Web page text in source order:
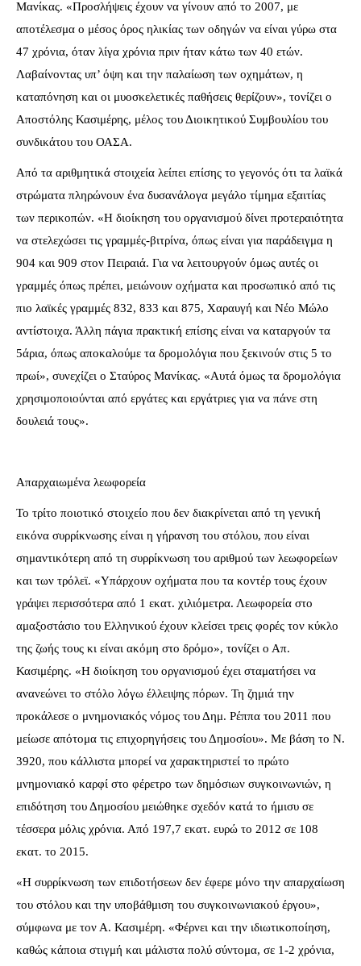
Μανίκας. «Προσλήψεις έχουν να γίνουν από το 2007, με
αποτέλεσμα ο μέσος όρος ηλικίας των οδηγών να είναι γύρω στα
47 χρόνια, όταν λίγα χρόνια πριν ήταν κάτω των 40 ετών.
Λαβαίνοντας υπ’ όψη και την παλαίωση των οχημάτων, η
καταπόνηση και οι μυοσκελετικές παθήσεις θερίζουν», τονίζει ο
Αποστόλης Κασιμέρης, μέλος του Διοικητικού Συμβουλίου του
συνδικάτου του ΟΑΣΑ.
Από τα αριθμητικά στοιχεία λείπει επίσης το γεγονός ότι τα λαϊκά
στρώματα πληρώνουν ένα δυσανάλογα μεγάλο τίμημα εξαιτίας
των περικοπών. «Η διοίκηση του οργανισμού δίνει προτεραιότητα
να στελεχώσει τις γραμμές-βιτρίνα, όπως είναι για παράδειγμα η
904 και 909 στον Πειραιά. Για να λειτουργούν όμως αυτές οι
γραμμές όπως πρέπει, μειώνουν οχήματα και προσωπικό από τις
πιο λαϊκές γραμμές 832, 833 και 875, Χαραυγή και Νέο Μώλο
αντίστοιχα. Άλλη πάγια πρακτική επίσης είναι να καταργούν τα
5άρια, όπως αποκαλούμε τα δρομολόγια που ξεκινούν στις 5 το
πρωί», συνεχίζει ο Σταύρος Μανίκας. «Αυτά όμως τα δρομολόγια
χρησιμοποιούνται από εργάτες και εργάτριες για να πάνε στη
δουλειά τους».
Απαρχαιωμένα λεωφορεία
Το τρίτο ποιοτικό στοιχείο που δεν διακρίνεται από τη γενική
εικόνα συρρίκνωσης είναι η γήρανση του στόλου, που είναι
σημαντικότερη από τη συρρίκνωση του αριθμού των λεωφορείων
και των τρόλεϊ. «Υπάρχουν οχήματα που τα κοντέρ τους έχουν
γράψει περισσότερα από 1 εκατ. χιλιόμετρα. Λεωφορεία στο
αμαξοστάσιο του Ελληνικού έχουν κλείσει τρεις φορές τον κύκλο
της ζωής τους κι είναι ακόμη στο δρόμο», τονίζει ο Απ.
Κασιμέρης. «Η διοίκηση του οργανισμού έχει σταματήσει να
ανανεώνει το στόλο λόγω έλλειψης πόρων. Τη ζημιά την
προκάλεσε ο μνημονιακός νόμος του Δημ. Ρέππα του 2011 που
μείωσε απότομα τις επιχορηγήσεις του Δημοσίου». Με βάση το Ν.
3920, που κάλλιστα μπορεί να χαρακτηριστεί το πρώτο
μνημονιακό καρφί στο φέρετρο των δημόσιων συγκοινωνιών, η
επιδότηση του Δημοσίου μειώθηκε σχεδόν κατά το ήμισυ σε
τέσσερα μόλις χρόνια. Από 197,7 εκατ. ευρώ το 2012 σε 108
εκατ. το 2015.
«Η συρρίκνωση των επιδοτήσεων δεν έφερε μόνο την απαρχαίωση
του στόλου και την υποβάθμιση του συγκοινωνιακού έργου»,
σύμφωνα με τον Α. Κασιμέρη. «Φέρνει και την ιδιωτικοποίηση,
καθώς κάποια στιγμή και μάλιστα πολύ σύντομα, σε 1-2 χρόνια,